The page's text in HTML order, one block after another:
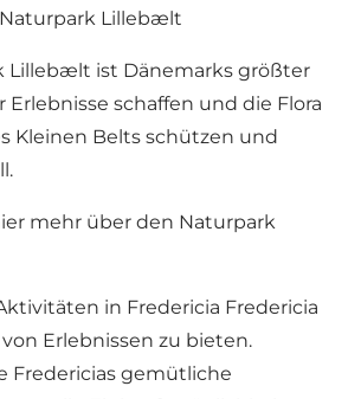
Lillebælt
Lillebælt ist Dänemarks größter
Erlebnisse schaffen und die Flora
Kleinen Belts schützen und
mehr über den Naturpark
in Fredericia Fredericia
Erlebnissen zu bieten.
Fredericias gemütliche